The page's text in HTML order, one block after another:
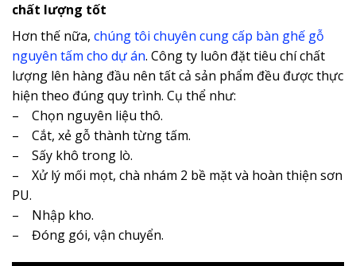
chất lượng tốt
Hơn thế nữa, chúng tôi chuyên cung cấp bàn ghế gỗ
nguyên tấm cho dự án. Công ty luôn đặt tiêu chí chất
lượng lên hàng đầu nên tất cả sản phẩm đều được thực
hiện theo đúng quy trình. Cụ thể như:
– Chọn nguyên liệu thô.
– Cắt, xẻ gỗ thành từng tấm.
– Sấy khô trong lò.
– Xử lý mối mọt, chà nhám 2 bề mặt và hoàn thiện sơn
PU.
– Nhập kho.
– Đóng gói, vận chuyển.